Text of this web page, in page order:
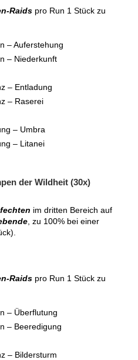
Raids pro Run 1 Stück zu
– Auferstehung
– Niederkunft
– Entladung
– Raserei
– Umbra
– Litanei
der Wildheit (30x)
im dritten Bereich auf
, zu 100% bei einer
Raids pro Run 1 Stück zu
– Überflutung
– Beeredigung
– Bildersturm